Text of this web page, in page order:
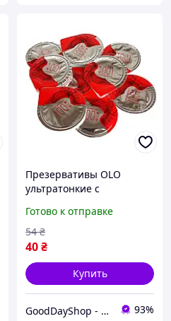
Презервативы OLO
ультратонкие с
для нежного
удовольствия.
Готово к отправке
40₴
54 ₴
Купить
GoodDayShop - Онлайн магазин различных товаров 93%